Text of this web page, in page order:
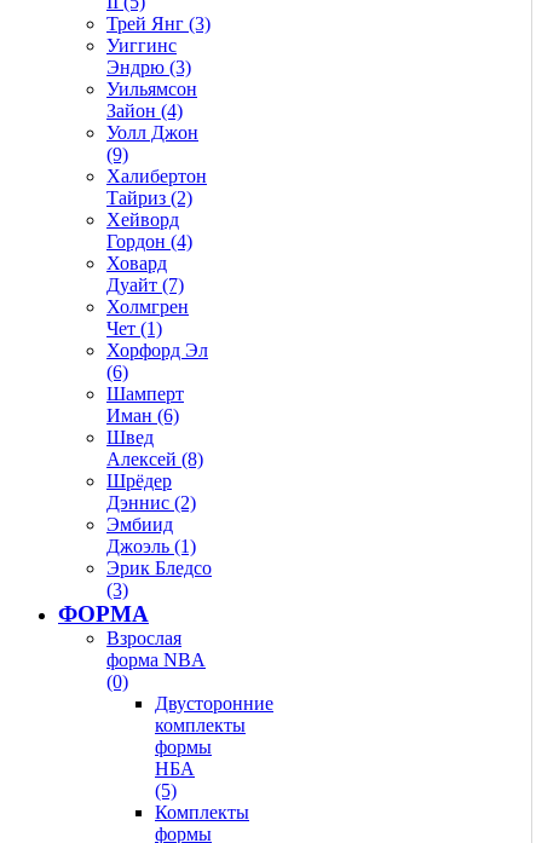
Трей Янг (3)
Уиггинс
Эндрю (3)
Уильямсон
Зайон (4)
Уолл Джон
(9)
Халибертон
Тайриз (2)
Хейворд
Гордон (4)
Ховард
Дуайт (7)
Холмгрен
Чет (1)
Хорфорд Эл
(6)
Шамперт
Иман (6)
Швед
Алексей (8)
Шрёдер
Дэннис (2)
Эмбиид
Джоэль (1)
Эрик Бледсо
(3)
ФОРМА
Взрослая
форма NBA
(0)
Двусторонние
комплекты
формы
НБА
(5)
Комплекты
формы